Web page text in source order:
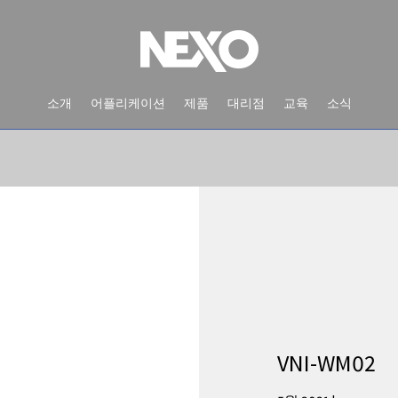
소개 어플리케이션 제품 대리점 교육 소식
NEWS AND EVENTS
VNI-WM02